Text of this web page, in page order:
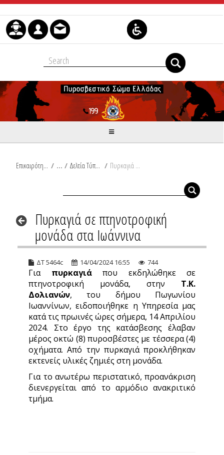
Μετάβαση στο περιεχόμενο
Επικαιρότητα / Δελτία Τύπου / Πυρκαγιά σε πτηνοτροφική μονάδα στα Ιωάννινα
Πυρκαγιά σε πτηνοτροφική
μονάδα στα Ιωάννινα
ΔΤ 5464c 14/04/2024 16:55 744
Για πυρκαγιάπου εκδηλώθηκε σε
πτηνοτροφική μονάδα, στην Τ.Κ.
Δολιανών, του δήμου Πωγωνίου
Ιωαννίνων, ειδοποιήθηκε η Υπηρεσία μας
κατά τις πρωινές ώρες σήμερα, 14 Απριλίου
2024. Στο έργο της κατάσβεσης έλαβαν
μέρος οκτώ (8) πυροσβέστες με τέσσερα (4)
οχήματα. Από την πυρκαγιά προκλήθηκαν
εκτενείς υλικές ζημιές στη μονάδα.
Για το ανωτέρω περιστατικό, προανάκριση
διενεργείται από το αρμόδιο ανακριτικό
τμήμα.